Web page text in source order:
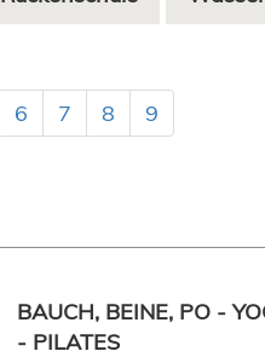
6 7 8 9
BAUCH, BEINE, PO -
- PILATES